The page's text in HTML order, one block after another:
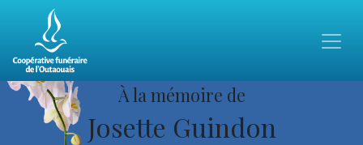
À la mémoire de
Josette Guindon